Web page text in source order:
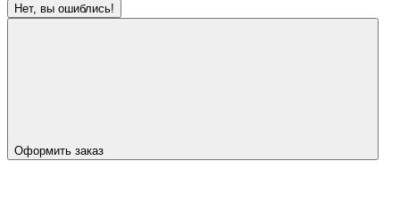
Нет, вы ошиблись!
Оформить заказ